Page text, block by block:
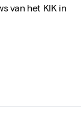
van het KIK in